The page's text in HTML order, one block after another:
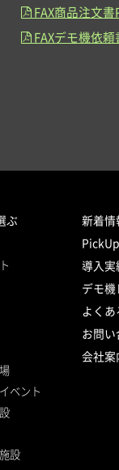
 FAX商品注文
 FAXデモ機依
ぶ
ベント
設
新着情
導入実
デモ
よくあ
お問
会社案